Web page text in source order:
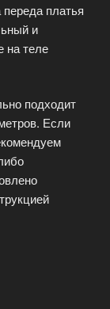
платья
и
на теле
подходит
Если